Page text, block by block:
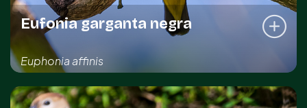
Eufonia garganta negra
Euphonia affinis